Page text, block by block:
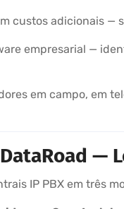
custos adicionais
empresarial —
em campo, em
—
IP PBX em três